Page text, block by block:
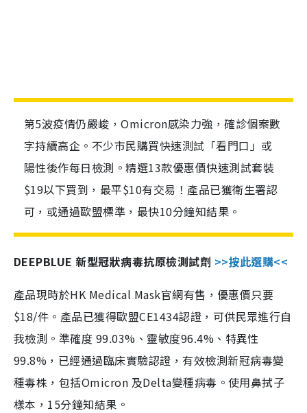
第5波疫情仍嚴峻，Omicron感染力強，確診個案數
字持續高企。不少市民購買快速測試「看門口」或
陽性後作每日檢測。精選13款優惠價快速測試套裝
$19以下買到，最平$10有交易！產品已獲衛生署認
可，或通過歐盟標準，最快10分鐘知結果。
DEEPBLUE 新型冠狀病毒抗原檢測試劑 >>按此選購<<
產品現時於HK Medical Mask官網有售，優惠價只要
$18/件。產品已獲得歐盟CE1434認證，可供民眾進行自
我檢測。準確度 99.03%、靈敏度96.4%、特異性
99.8%，已經通過臨床實驗認證，有效檢測新冠病毒變
種毒株，包括Omicron 及Delta變種病毒。使用鼻拭子
樣本，15分鐘知結果。